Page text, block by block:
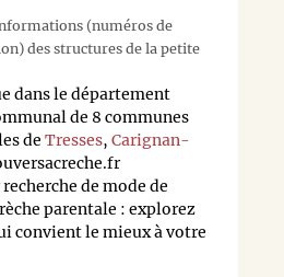
(numéros de
des structures de la petite
dans le département
de 8 communes
de Tresses, Carignan-
de mode de
parentale : explorez
convient le mieux à votre